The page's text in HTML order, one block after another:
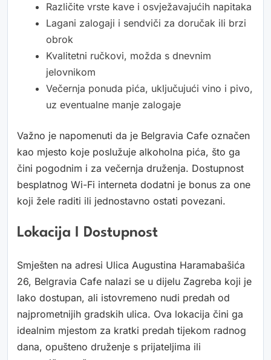
Različite vrste kave i osvježavajućih napitaka
Lagani zalogaji i sendviči za doručak ili brzi
obrok
Kvalitetni ručkovi, možda s dnevnim
jelovnikom
Večernja ponuda pića, uključujući vino i pivo,
uz eventualne manje zalogaje
Važno je napomenuti da je Belgravia Cafe označen
kao mjesto koje poslužuje alkoholna pića, što ga
čini pogodnim i za večernja druženja. Dostupnost
besplatnog Wi-Fi interneta dodatni je bonus za one
koji žele raditi ili jednostavno ostati povezani.
Lokacija I Dostupnost
Smješten na adresi Ulica Augustina Haramabašića
26, Belgravia Cafe nalazi se u dijelu Zagreba koji je
lako dostupan, ali istovremeno nudi predah od
najprometnijih gradskih ulica. Ova lokacija čini ga
idealnim mjestom za kratki predah tijekom radnog
dana, opušteno druženje s prijateljima ili